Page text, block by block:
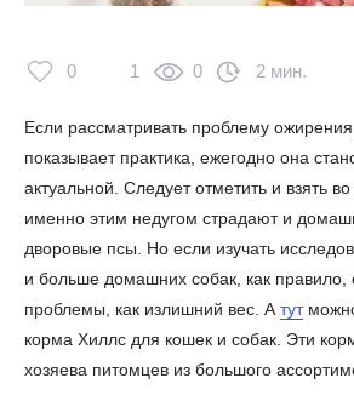
0 1 0 2 мин.
Если рассматривать проблему ожирения
показывает практика, ежегодно она
актуальной. Следует отметить и взять
именно этим недугом страдают и
дворовые псы. Но если изучать
и больше домашних собак, как правило,
проблемы, как излишний вес. А тут
корма Хиллс для кошек и собак. Эти
хозяева питомцев из большого